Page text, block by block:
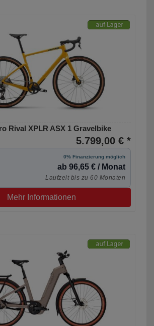
Rival XPLR ASX 1 Gravelbike
5.799,00 € *
0% Finanzierung möglich
ab 96,65 € / Monat
Laufzeit bis zu 60 Monaten
Mehr Informationen